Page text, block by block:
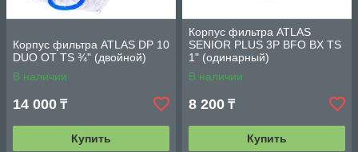
Корпус фильтра ATLAS DP 10
DUO OT TS ¾" (двойной)
В наличии
14 000 ₸
Купить
Корпус фильтра ATLAS
SENIOR PLUS 3P BFO BX TS
1" (одинарный)
В наличии
8 200 ₸
Купить